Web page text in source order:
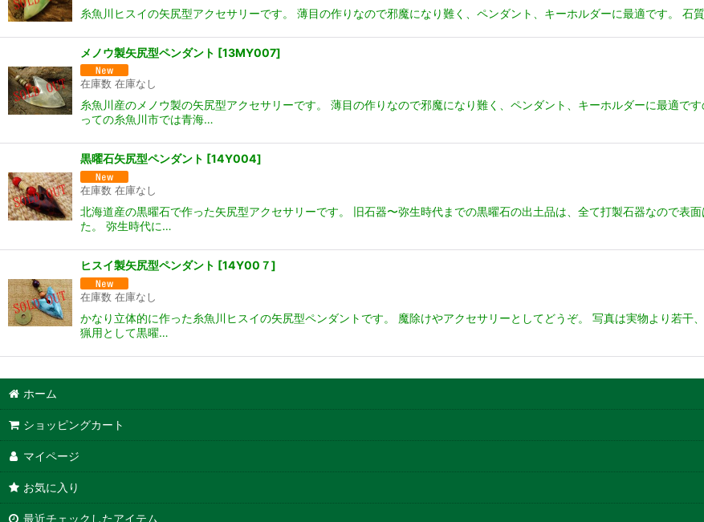
糸魚川ヒスイの矢尻型アクセサリーです。 薄目の作りなので邪魔になり難く、ペンダント、キーホルダーに最適です。 石
メノウ製矢尻型ペンダント [13MY007]
在庫数 在庫なし
糸魚川産のメノウ製の矢尻型アクセサリーです。 薄目の作りなので邪魔になり難く、ペンダント、キーホルダーに最適で
っての糸魚川市では青海…
黒曜石矢尻型ペンダント [14Y004]
在庫数 在庫なし
北海道産の黒曜石で作った矢尻型アクセサリーです。 旧石器〜弥生時代までの黒曜石の出土品は、全て打製石器なので表
た。 弥生時代に…
ヒスイ製矢尻型ペンダント [14Y00７]
在庫数 在庫なし
かなり立体的に作った糸魚川ヒスイの矢尻型ペンダントです。 魔除けやアクセサリーとしてどうぞ。 写真は実物より若
猟用として黒曜…
ホーム
ショッピングカート
マイページ
お気に入り
最近チェックしたアイテム